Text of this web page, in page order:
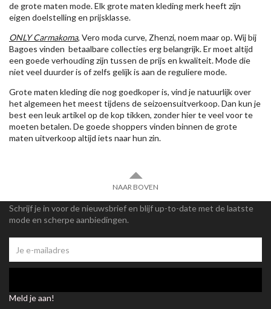
de grote maten mode. Elk grote maten kleding merk heeft zijn
eigen doelstelling en prijsklasse.
ONLY Carmakoma, Vero moda curve, Zhenzi, noem maar op. Wij bij
Bagoes vinden betaalbare collecties erg belangrijk. Er moet altijd
een goede verhouding zijn tussen de prijs en kwaliteit. Mode die
niet veel duurder is of zelfs gelijk is aan de reguliere mode.
Grote maten kleding die nog goedkoper is, vind je natuurlijk over
het algemeen het meest tijdens de seizoensuitverkoop. Dan kun je
best een leuk artikel op de kop tikken, zonder hier te veel voor te
moeten betalen. De goede shoppers vinden binnen de grote
maten uitverkoop altijd iets naar hun zin.
NAAR BOVEN
Schrijf je in voor de nieuwsbrief en blijf up-to-date met de laatste
mode en scherpe aanbiedingen.
Meld je aan!